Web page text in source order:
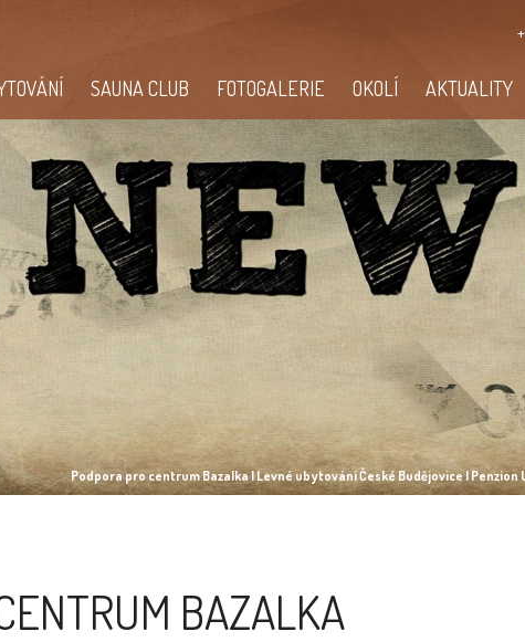
SAUNA CLUB FOTOGALERIE OKOLÍ AKTUALITY
Podpora pro centrum Bazalka | Levné ubytování České Budějovice | Penzion
BAZALKA